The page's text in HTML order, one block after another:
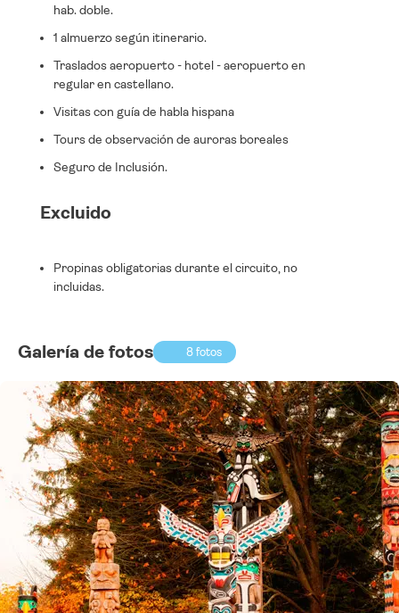
hab. doble.
1 almuerzo según itinerario.
Traslados aeropuerto - hotel - aeropuerto en
regular en castellano.
Visitas con guía de habla hispana
Tours de observación de auroras boreales
Seguro de Inclusión.
Excluido
Propinas obligatorias durante el circuito, no
incluidas.
Galería de fotos 8 fotos